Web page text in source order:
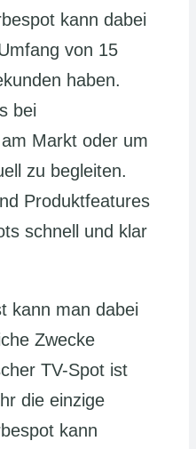
kann dabei
von 15
haben.
bei
Markt oder um
zu begleiten.
Produktfeatures
schnell und klar
kann man dabei
Zwecke
TV-Spot ist
die einzige
kann